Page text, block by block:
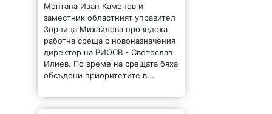
Монтана Иван Каменов и
заместник областният управител
Зорница Михайлова проведоха
работна среща с новоназначения
директор на РИОСВ - Светослав
Илиев. По време на срещата бяха
обсъдени приоритетите в...